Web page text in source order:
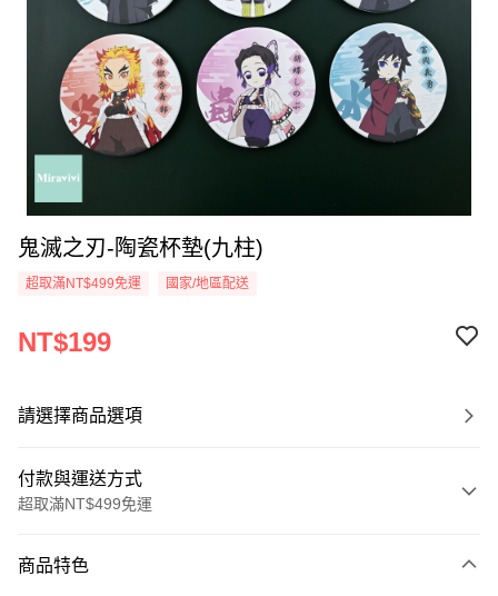
鬼滅之刃-陶瓷杯墊(九柱)
超取滿NT$499免運 國家/地區配送
NT$199
請選擇商品選項
付款與運送方式
超取滿NT$499免運
信用卡一次付款
商品特色